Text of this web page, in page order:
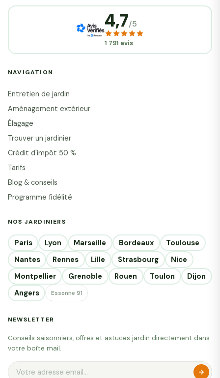
4,7/5
1 791 avis
NAVIGATION
Entretien de jardin
Aménagement extérieur
Élagage
Trouver un jardinier
Crédit d'impôt 50 %
Tarifs
Blog & conseils
Programme fidélité
NOS JARDINIERS
Paris Lyon Marseille Bordeaux
Toulouse
Nantes
Rennes Lille Strasbourg
Nice
Montpellier
Grenoble Rouen Toulon
Dijon
Angers
Essonne 91
NEWSLETTER
Conseils saisonniers, offres et astuces jardin directement dans
votre boîte mail.